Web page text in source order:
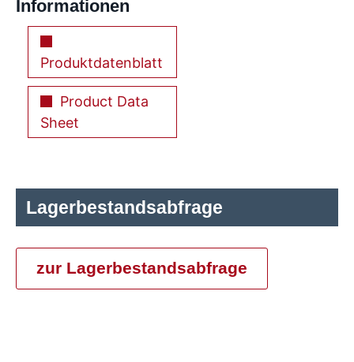
Informationen
Produktdatenblatt
Product Data
Sheet
Lagerbestandsabfrage
zur Lagerbestandsabfrage